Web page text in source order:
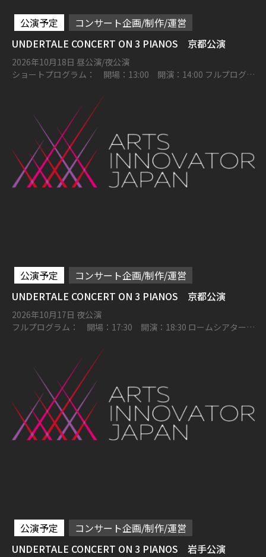
公演予定
コンサート企画/制作/運営
UNDERTALE CONCERT ON 3 PIANOS 京都公演
2026年10月18日 昼公演/夜公演
ショートプログラム： 開場：13:00 開演：14:00 フルプログラ
公演予定
コンサート企画/制作/運営
UNDERTALE CONCERT ON 3 PIANOS 京都公演
2026年10月17日 夜公演
フルプログラム： 開場：17:30 開演：18:30 ロームシアター京
公演予定
コンサート企画/制作/運営
UNDERTALE CONCERT ON 3 PIANOS 岩手公演